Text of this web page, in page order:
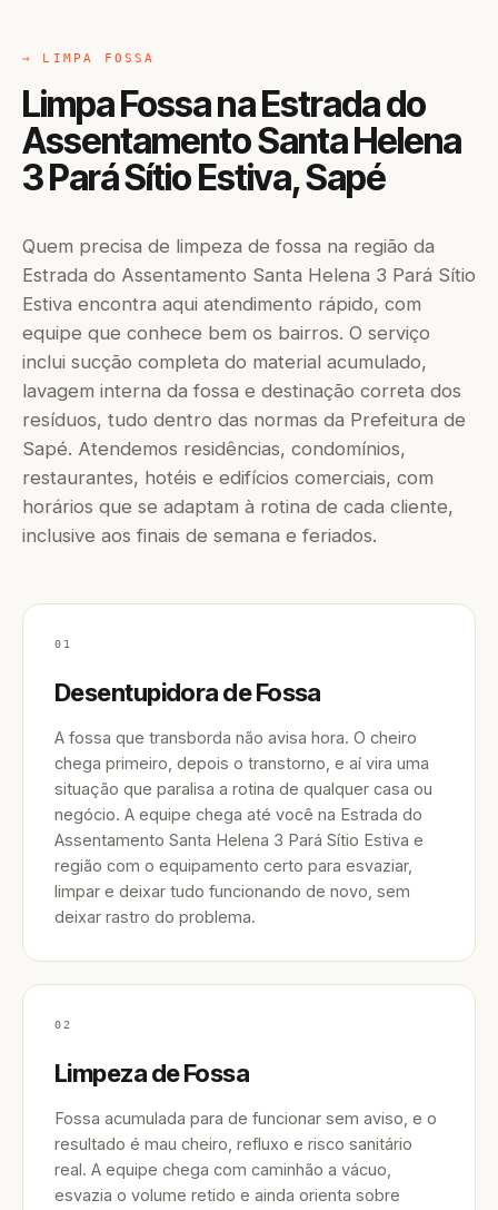
→ LIMPA FOSSA
Limpa Fossa na Estrada do
Assentamento Santa Helena
3 Pará Sítio Estiva, Sapé
Quem precisa de limpeza de fossa na região da
Estrada do Assentamento Santa Helena 3 Pará Sítio
Estiva encontra aqui atendimento rápido, com
equipe que conhece bem os bairros. O serviço
inclui sucção completa do material acumulado,
lavagem interna da fossa e destinação correta dos
resíduos, tudo dentro das normas da Prefeitura de
Sapé. Atendemos residências, condomínios,
restaurantes, hotéis e edifícios comerciais, com
horários que se adaptam à rotina de cada cliente,
inclusive aos finais de semana e feriados.
01
Desentupidora de Fossa
A fossa que transborda não avisa hora. O cheiro
chega primeiro, depois o transtorno, e aí vira uma
situação que paralisa a rotina de qualquer casa ou
negócio. A equipe chega até você na Estrada do
Assentamento Santa Helena 3 Pará Sítio Estiva e
região com o equipamento certo para esvaziar,
limpar e deixar tudo funcionando de novo, sem
deixar rastro do problema.
02
Limpeza de Fossa
Fossa acumulada para de funcionar sem aviso, e o
resultado é mau cheiro, refluxo e risco sanitário
real. A equipe chega com caminhão a vácuo,
esvazia o volume retido e ainda orienta sobre